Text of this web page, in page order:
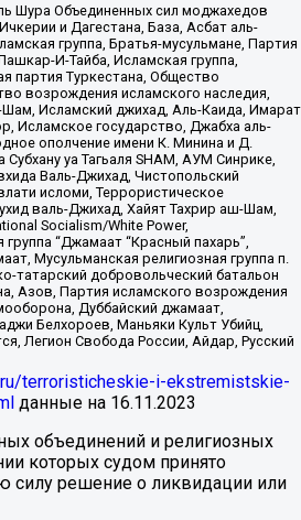
Шура Объединенных сил моджахедов
и Дагестана, База, Асбат аль-
группа, Братья-мусульмане, Партия
И-Тайба, Исламская группа,
партия Туркестана, Общество
возрождения исламского наследия,
Исламский джихад, Аль-Каида, Имарат
Исламское государство, Джабха аль-
ополчение имени К. Минина и Д.
уа Тагьаля SHAM, АУМ Синрике,
Валь-Джихад, Чистопольский
исломи, Террористическое
валь-Джихад, Хайят Тахрир аш-Шам,
Socialism/White Power,
“Джамаат “Красный пахарь”,
Мусульманская религиозная группа п.
татарский добровольческий батальон
Азов, Партия исламского возрождения
Дуббайский джамаат,
Белхороев, Маньяки Культ Убийц,
Легион Свобода России, Айдар, Русский
terroristicheskie-i-ekstremistskie-
данные на 16.11.2023
объединений и религиозных
которых судом принято
силу решение о ликвидации или